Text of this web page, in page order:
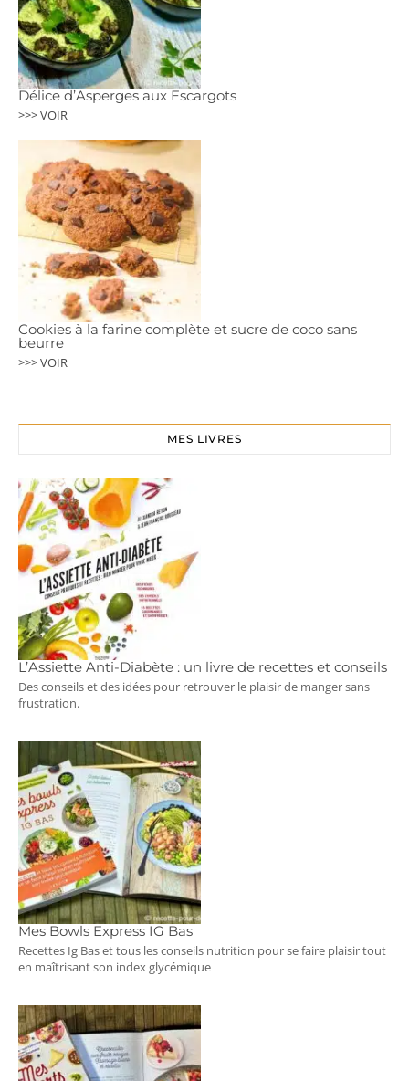
Délice d’Asperges aux Escargots
>>> VOIR
Cookies à la farine complète et sucre de coco sans
beurre
>>> VOIR
MES LIVRES
L’Assiette Anti-Diabète : un livre de recettes et conseils
Des conseils et des idées pour retrouver le plaisir de manger sans
frustration.
Mes Bowls Express IG Bas
Recettes Ig Bas et tous les conseils nutrition pour se faire plaisir tout
en maîtrisant son index glycémique